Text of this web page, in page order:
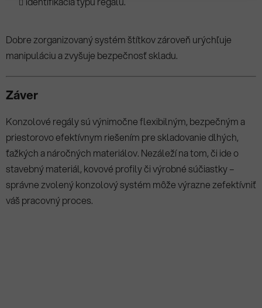
Dobre zorganizovaný systém štítkov zároveň urýchľuje
manipuláciu a zvyšuje bezpečnosť skladu.
Záver
Konzolové regály sú výnimočne flexibilným, bezpečným a
priestorovo efektívnym riešením pre skladovanie dlhých,
ťažkých a náročných materiálov. Nezáleží na tom, či ide o
stavebný materiál, kovové profily či výrobné súčiastky –
správne zvolený konzolový systém môže výrazne zefektívniť
váš pracovný proces.